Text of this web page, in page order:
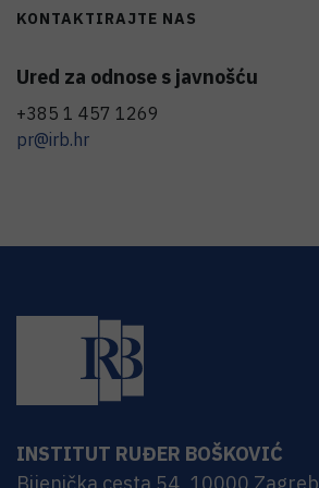
KONTAKTIRAJTE NAS
Ured za odnose s javnošću
+385 1 457 1269
pr@irb.hr
INSTITUT RUĐER BOŠKOVIĆ